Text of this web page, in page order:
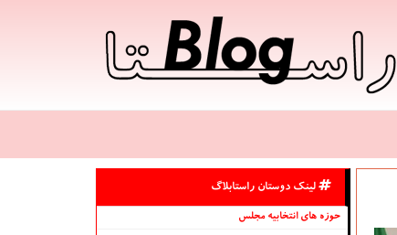
لینک دوستان راستابلاگ
حوزه های انتخابیه مجلس